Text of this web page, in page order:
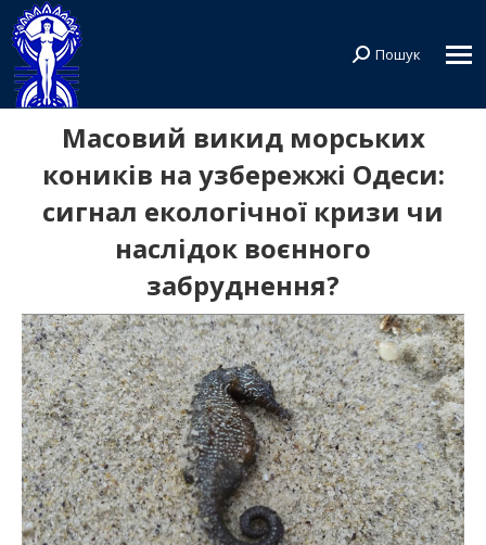
Search:
Пошук
Масовий викид морських
коників на узбережжі Одеси:
сигнал екологічної кризи чи
наслідок воєнного
забруднення?